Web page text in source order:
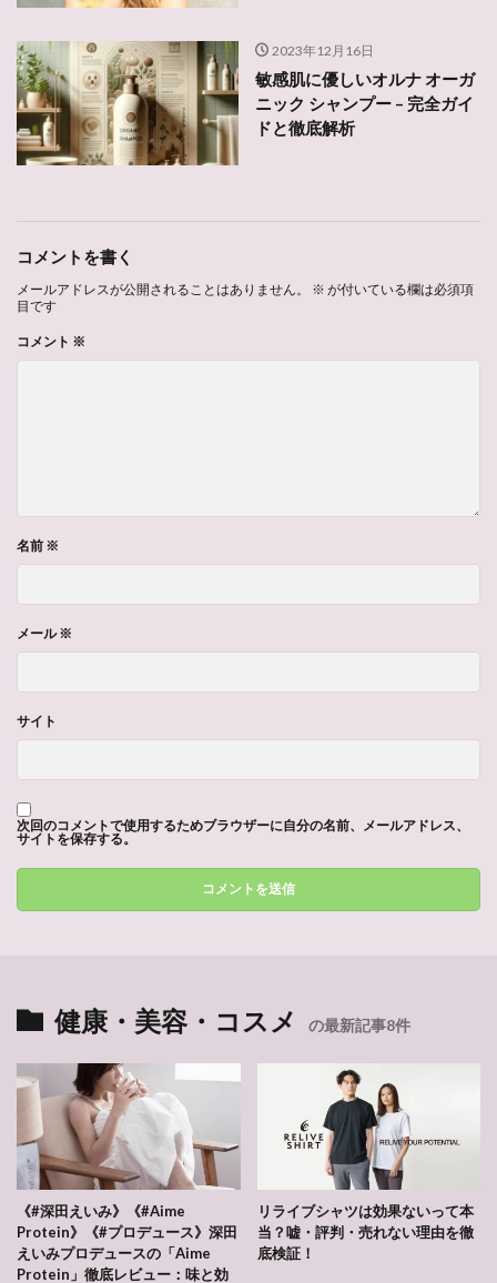
2023年12月16日
敏感肌に優しいオルナ オーガ
ニック シャンプー – 完全ガイ
ドと徹底解析
コメントを書く
メールアドレスが公開されることはありません。 ※ が付いている欄は必須項
目です
コメント ※
名前 ※
メール※
サイト
次回のコメントで使用するためブラウザーに自分の名前、メールアドレス、
サイトを保存する。
健康・美容・コスメ の最新記事8件
《#深田えいみ》《#Aime
Protein》《#プロデュース》深田
えいみプロデュースの「Aime
Protein」徹底レビュー：味と効
リライブシャツは効果ないって本
当？嘘・評判・売れない理由を徹
底検証！